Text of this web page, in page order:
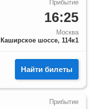
16:25
Москва
Каширское шоссе, 114к1
Найти билеты